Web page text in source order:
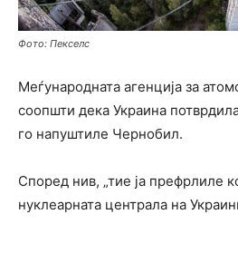
Фото: Пекселс
Меѓународната агенција за
соопшти дека Украина
го напуштиле Чернобил.
Според нив, „тие ја префрлиле
нуклеарната централа на